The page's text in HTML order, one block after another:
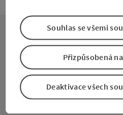
Kontakt
Turistické sdružení
Deaktivace všech
Přizpůsobená
Souhlas se všemi